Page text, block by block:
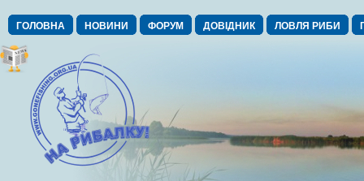
ГОЛОВНА НОВИНИ ФОРУМ ДОВІДНИК ЛОВЛЯ РИБИ